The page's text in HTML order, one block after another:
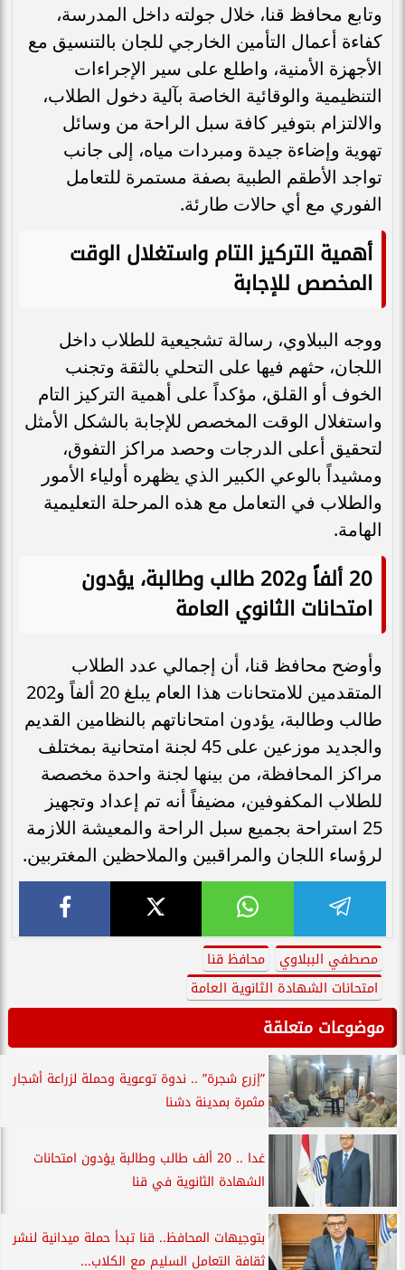
​وتابع محافظ قنا، خلال جولته داخل المدرسة،
كفاءة أعمال التأمين الخارجي للجان بالتنسيق مع
الأجهزة الأمنية، واطلع على سير الإجراءات
التنظيمية والوقائية الخاصة بآلية دخول الطلاب،
والالتزام بتوفير كافة سبل الراحة من وسائل
تهوية وإضاءة جيدة ومبردات مياه، إلى جانب
تواجد الأطقم الطبية بصفة مستمرة للتعامل
الفوري مع أي حالات طارئة.
أهمية التركيز التام واستغلال الوقت
المخصص للإجابة
​ووجه الببلاوي، رسالة تشجيعية للطلاب داخل
اللجان، حثهم فيها على التحلي بالثقة وتجنب
الخوف أو القلق، مؤكداً على أهمية التركيز التام
واستغلال الوقت المخصص للإجابة بالشكل الأمثل
لتحقيق أعلى الدرجات وحصد مراكز التفوق،
ومشيداً بالوعي الكبير الذي يظهره أولياء الأمور
والطلاب في التعامل مع هذه المرحلة التعليمية
الهامة.
20 ألفاً و202 طالب وطالبة، يؤدون
امتحانات الثانوي العامة
وأوضح محافظ قنا، أن إجمالي عدد الطلاب
المتقدمين للامتحانات هذا العام يبلغ 20 ألفاً و202
طالب وطالبة، يؤدون امتحاناتهم بالنظامين القديم
والجديد موزعين على 45 لجنة امتحانية بمختلف
مراكز المحافظة، من بينها لجنة واحدة مخصصة
للطلاب المكفوفين، مضيفاً أنه تم إعداد وتجهيز
25 استراحة بجميع سبل الراحة والمعيشة اللازمة
لرؤساء اللجان والمراقبين والملاحظين المغتربين.
مصطفي الببلاوي
محافظ قنا
امتحانات الشهادة الثانوية العامة
موضوعات متعلقة
”إزرع شجرة” .. ندوة توعوية وحملة لزراعة أشجار
مثمرة بمدينة دشنا
غدا .. 20 ألف طالب وطالبة يؤدون امتحانات
الشهادة الثانوية في قنا
بتوجيهات المحافظ.. قنا تبدأ حملة ميدانية لنشر
ثقافة التعامل السليم مع الكلاب...